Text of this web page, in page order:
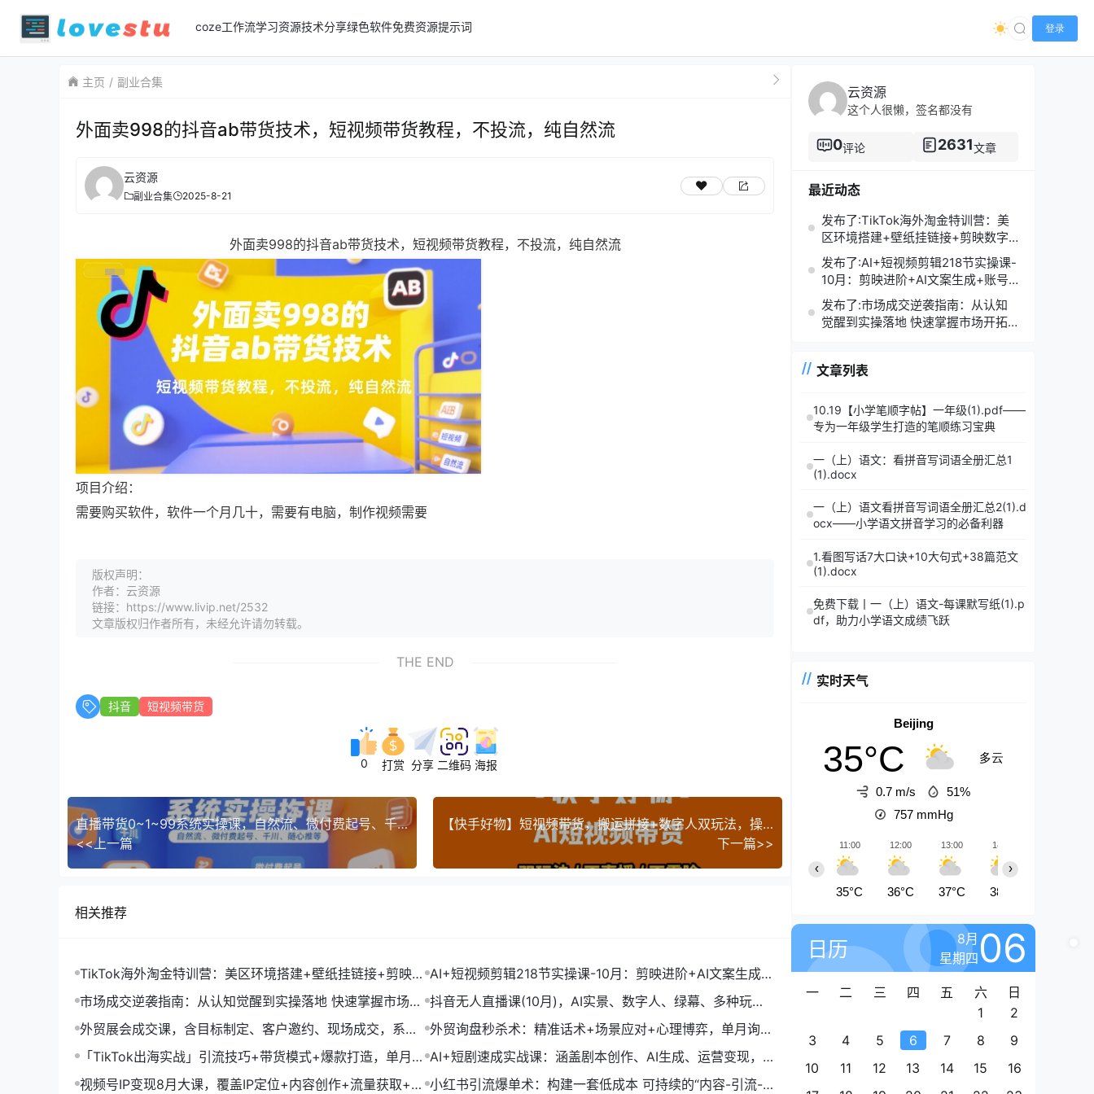
coze工作流学习资源技术分享绿色软件免费资源提示词 登录
主页 副业合集
外面卖998的抖音ab带货技术，短视频带货教程，不投流，纯自然流
云资源
副业合集 2025-8-21
外面卖998的抖音ab带货技术，短视频带货教程，不投流，纯自然流
项目介绍：
需要购买软件，软件一个月几十，需要有电脑，制作视频需要
版权声明：
作者：云资源
链接：https://www.livip.net/2532
文章版权归作者所有，未经允许请勿转载。
THE END
抖音 短视频带货
0 打赏 分享 二维码 海报
直播带货0~1~99系统实操课，自然流、微付费​起号、千川、随心推等，直播带货全链路完整逻辑
<<上一篇
【快手好物】短视频带货，搬运拼接+数字人双玩法，操作简单，会玩手机就行
下一篇>>
相关推荐
TikTok海外淘金特训营：美区环境搭建+壁纸挂链接+剪映数
字人，月入1.5万
AI+短视频剪辑218节实操课-10月：剪映进阶+AI文案生成
+账号运营，月入2万
市场成交逆袭指南：从认知觉醒到实操落地 快速掌握市场开
拓与成交核心能力
抖音无人直播课(10月)，AI实景、数字人、绿幕、多种玩
法、24小时自动盈利
外贸展会成交课，含目标制定、客户邀约、现场成交，系统
化SOP提升参展ROI
外贸询盘秒杀术：精准话术+场景应对+心理博弈，单月询盘
转化率提升200%
「TikTok出海实战」引流技巧+带货模式+爆款打造，单月变
现10万+秘籍
AI+短剧速成实战课：涵盖剧本创作、AI生成、运营变现，
单部剧收益破万
视频号IP变现8月大课，覆盖IP定位+内容创作+流量获取+合 小红书引流爆单术：构建一套低成本 可持续的“内容-引流-
云资源
这个人很懒，签名都没有
0评论 2631文章
最近动态
发布了:TikTok海外淘金特训营：美
区环境搭建+壁纸挂链接+剪映数字
人，月入1.5万
发布了:AI+短视频剪辑218节实操课-
10月：剪映进阶+AI文案生成+账号
运营，月入2万
发布了:市场成交逆袭指南：从认知
觉醒到实操落地 快速掌握市场开拓
文章列表
10.19【小学笔顺字帖】一年级(1).pdf——
专为一年级学生打造的笔顺练习宝典
一（上）语文：看拼音写词语全册汇总1
(1).docx
一（上）语文看拼音写词语全册汇总2(1).d
ocx——小学语文拼音学习的必备利器
1.看图写话7大口诀+10大句式+38篇范文
(1).docx
免费下载丨一（上）语文-每课默写纸(1).p
df，助力小学语文成绩飞跃
实时天气
Beijing
35°C 多云
0.7 m/s
51%
757 mmHg
11:00
35°C
12:00
36°C
13:00
37°C
14:00
38°C
‹ ›
日历
8月
星期四06
一 二 三 四 五 六
日
1
2
3
4 5 6 7 8
9
10
11 12 13 14 15
16